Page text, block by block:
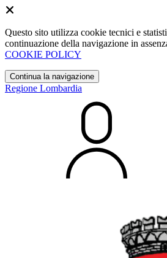
Questo sito utilizza cookie tecnici e
continuazione della navigazione in
COOKIE POLICY
Continua la navigazione
Regione Lombardia